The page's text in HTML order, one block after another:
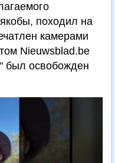
походил на
камерами
Nieuwsblad.be
был освобожден